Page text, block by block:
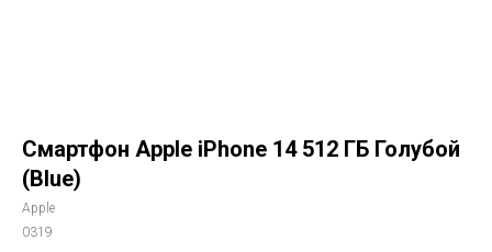
Смартфон Apple iPhone 14 512 ГБ Голубой
(Blue)
Apple
0319